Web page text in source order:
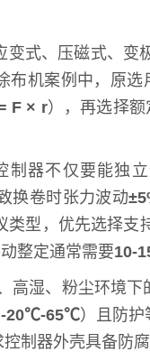
式、压磁式、
机案例中，原
F × r），再选择额
器不仅要能独
换卷时张力波动
类型，优先选择支
整定通常需要10-
湿、粉尘环境
-20℃-65℃）且防护
制器外壳具备防